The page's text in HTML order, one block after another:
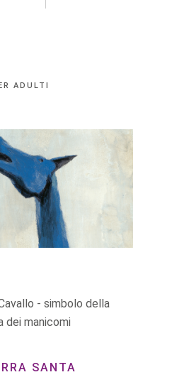
ADULTI
- simbolo della
dei manicomi
SANTA